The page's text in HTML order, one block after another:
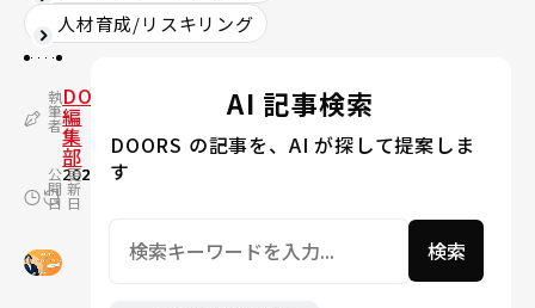
人材育成/リスキリング
執
筆
者
DOORS
編
集
部
公
開
日
2023.03.16
更
新
日
2024.09.18
AI 記事検索
DOORS の記事を、AI が探して提案しま
す
検索